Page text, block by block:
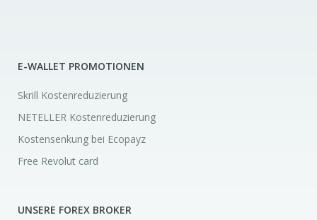
E-WALLET PROMOTIONEN
Skrill Kostenreduzierung
NETELLER Kostenreduzierung
Kostensenkung bei Ecopayz
Free Revolut card
UNSERE FOREX BROKER